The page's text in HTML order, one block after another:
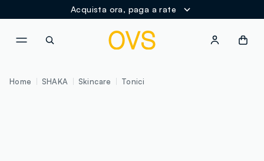
Acquista ora, paga a rate
Home SHAKA Skincare Tonici